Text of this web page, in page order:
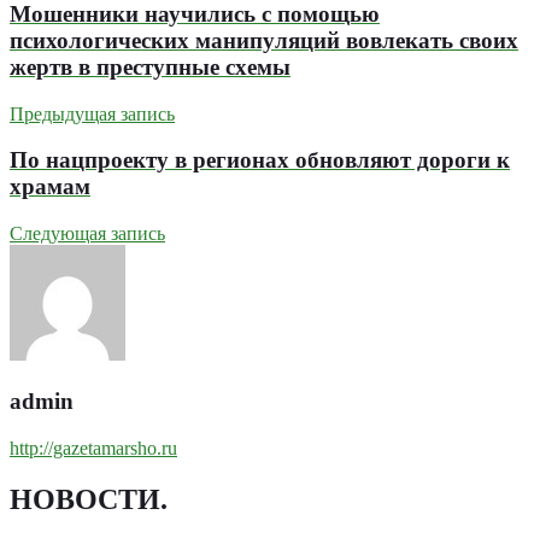
Мошенники научились с помощью
психологических манипуляций вовлекать своих
жертв в преступные схемы
Предыдущая запись
По нацпроекту в регионах обновляют дороги к
храмам
Следующая запись
admin
http://gazetamarsho.ru
НОВОСТИ.